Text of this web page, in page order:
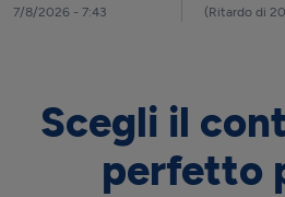
7/8/2026 - 7:43 (Ritardo di
Scegli il
perfetto